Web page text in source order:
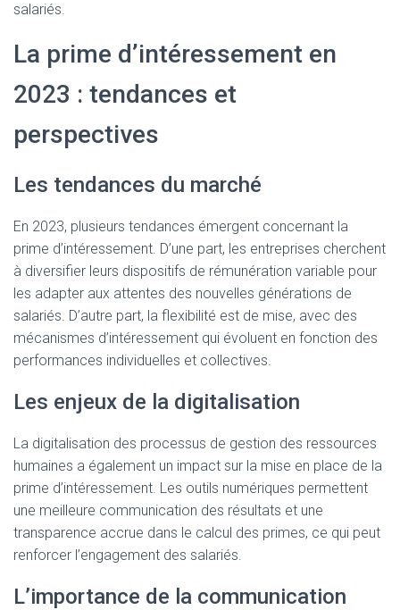
salariés.
La prime d’intéressement en
2023 : tendances et
perspectives
Les tendances du marché
En 2023, plusieurs tendances émergent concernant la
prime d’intéressement. D’une part, les entreprises cherchent
à diversifier leurs dispositifs de rémunération variable pour
les adapter aux attentes des nouvelles générations de
salariés. D’autre part, la flexibilité est de mise, avec des
mécanismes d’intéressement qui évoluent en fonction des
performances individuelles et collectives.
Les enjeux de la digitalisation
La digitalisation des processus de gestion des ressources
humaines a également un impact sur la mise en place de la
prime d’intéressement. Les outils numériques permettent
une meilleure communication des résultats et une
transparence accrue dans le calcul des primes, ce qui peut
renforcer l’engagement des salariés.
L’importance de la communication